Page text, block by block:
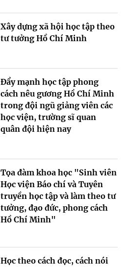
Xây dựng xã hội học tập theo
tư tưởng Hồ Chí Minh
Đẩy mạnh học tập phong
cách nêu gương Hồ Chí Minh
trong đội ngũ giảng viên các
học viện, trường sĩ quan
quân đội hiện nay
Tọa đàm khoa học "Sinh viên
Học viện Báo chí và Tuyên
truyền học tập và làm theo tư
tưởng, đạo đức, phong cách
Hồ Chí Minh"
Học theo cách đọc, cách nói